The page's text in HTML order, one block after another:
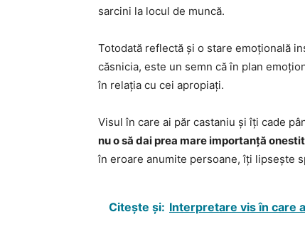
sarcini la locul de muncă.
Totodată reflectă și o stare emoțională
căsnicia, este un semn că în plan
în relația cu cei apropiați.
Visul în care ai păr castaniu și îți cade
nu o să dai prea mare importanță
în eroare anumite persoane, îți lipsește
Citește și: Interpretare vis în care